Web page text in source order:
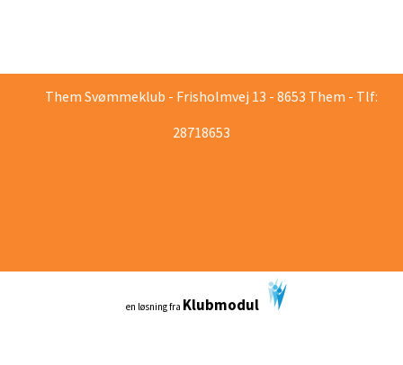
Them Svømmeklub - Frisholmvej 13 - 8653 Them - Tlf:
28718653
en løsning fra Klubmodul